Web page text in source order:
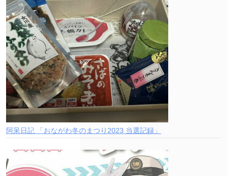
阿呆日記 「おながわ冬のまつり2023 当選記録」